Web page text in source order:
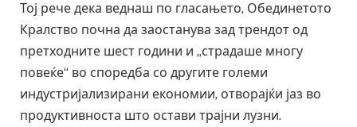
Тој рече дека веднаш по гласањето, Обединетото
Кралство почна да заостанува зад трендот од
претходните шест години и „страдаше многу
повеќе“ во споредба со другите големи
индустријализирани економии, отворајќи јаз во
продуктивноста што остави трајни лузни.